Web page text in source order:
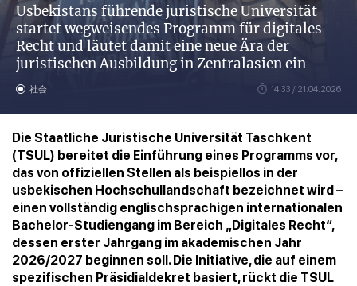
Usbekistans führende juristische Universität
startet wegweisendes Programm für digitales
Recht und läutet damit eine neue Ära der
juristischen Ausbildung in Zentralasien ein
社会 14:33 / 21.04.2026
Die Staatliche Juristische Universität Taschkent
(TSUL) bereitet die Einführung eines Programms vor,
das von offiziellen Stellen als beispiellos in der
usbekischen Hochschullandschaft bezeichnet wird –
einen vollständig englischsprachigen internationalen
Bachelor-Studiengang im Bereich „Digitales Recht“,
dessen erster Jahrgang im akademischen Jahr
2026/2027 beginnen soll. Die Initiative, die auf einem
spezifischen Präsidialdekret basiert, rückt die TSUL